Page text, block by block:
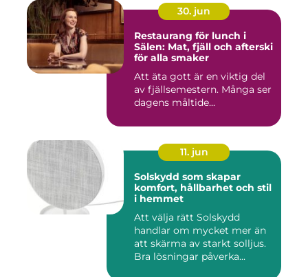
30. jun
Restaurang för lunch i
Sälen: Mat, fjäll och afterski
för alla smaker
Att äta gott är en viktig del
av fjällsemestern. Många ser
dagens måltide...
11. jun
Solskydd som skapar
komfort, hållbarhet och stil
i hemmet
Att välja rätt Solskydd
handlar om mycket mer än
att skärma av starkt solljus.
Bra lösningar påverka...